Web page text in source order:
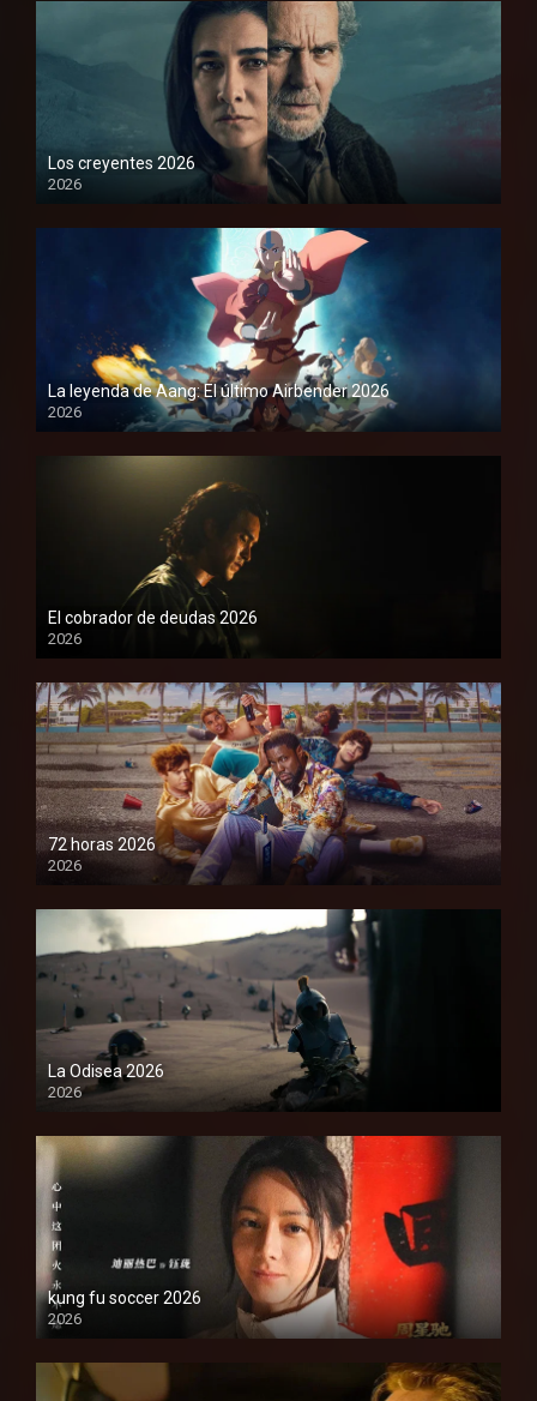
Los creyentes 2026
2026
1080P
La leyenda de Aang: El último Airbender 2026
2026
1080P
El cobrador de deudas 2026
2026
1080P
72 horas 2026
2026
1080P
La Odisea 2026
2026
1080P
kung fu soccer 2026
2026
1080P